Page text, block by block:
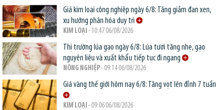
Giá kim loại công nghiệp ngày 6/8: Tăng giảm đan xen,
xu hướng phân hóa duy trì
KIM LOẠI - 10:47 06/08/2026
Thị trường lúa gạo ngày 6/8: Lúa tươi tăng nhẹ, gạo
nguyên liệu và xuất khẩu tiếp tục đi ngang
NÔNG NGHIỆP- 09:14 06/08/2026
Giá vàng thế giới hôm nay 6/8: Tăng vọt lên đỉnh 7 tuần
KIM LOẠI - 09:06 06/08/2026